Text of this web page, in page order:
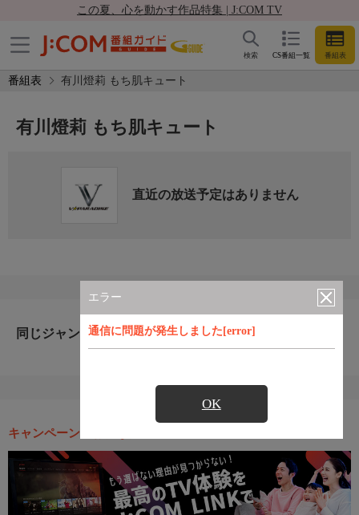
この夏、心を動かす作品特集 | J:COM TV
CS番組一覧 番組表
検索
番組表 有川燈莉 もち肌キュート
エラー
通信に問題が発生しました[error]
OK
有川燈莉 もち肌キュート
直近の放送予定はありません
同じジャンルのおすすめ番組
キャンペーン・お得な情報